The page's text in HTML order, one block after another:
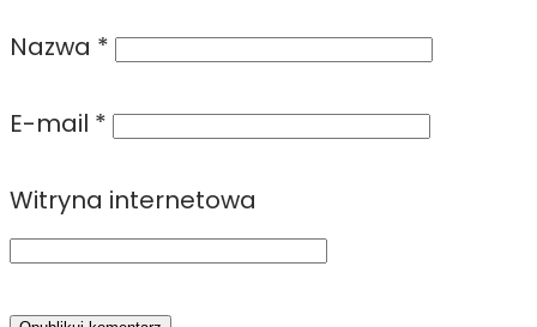
Nazwa *
E-mail *
Witryna internetowa